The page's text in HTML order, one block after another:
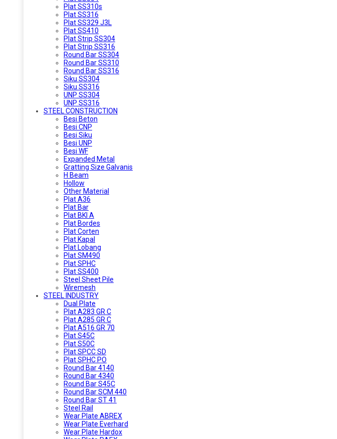
Plat SS310s
Plat SS316
Plat SS329 J3L
Plat SS410
Plat Strip SS304
Plat Strip SS316
Round Bar SS304
Round Bar SS310
Round Bar SS316
Siku SS304
Siku SS316
UNP SS304
UNP SS316
STEEL CONSTRUCTION
Besi Beton
Besi CNP
Besi Siku
Besi UNP
Besi WF
Expanded Metal
Gratting Size Galvanis
H Beam
Hollow
Other Material
Plat A36
Plat Bar
Plat BKI A
Plat Bordes
Plat Corten
Plat Kapal
Plat Lobang
Plat SM490
Plat SPHC
Plat SS400
Steel Sheet Pile
Wiremesh
STEEL INDUSTRY
Dual Plate
Plat A283 GR C
Plat A285 GR C
Plat A516 GR 70
Plat S45C
Plat S50C
Plat SPCC SD
Plat SPHC PO
Round Bar 4140
Round Bar 4340
Round Bar S45C
Round Bar SCM 440
Round Bar ST 41
Steel Rail
Wear Plate ABREX
Wear Plate Everhard
Wear Plate Hardox